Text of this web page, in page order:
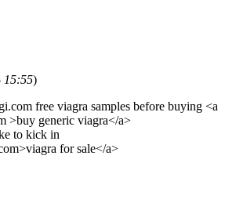
15:55)
free viagra samples before buying <a
>buy generic viagra</a>
to kick in
for sale</a>